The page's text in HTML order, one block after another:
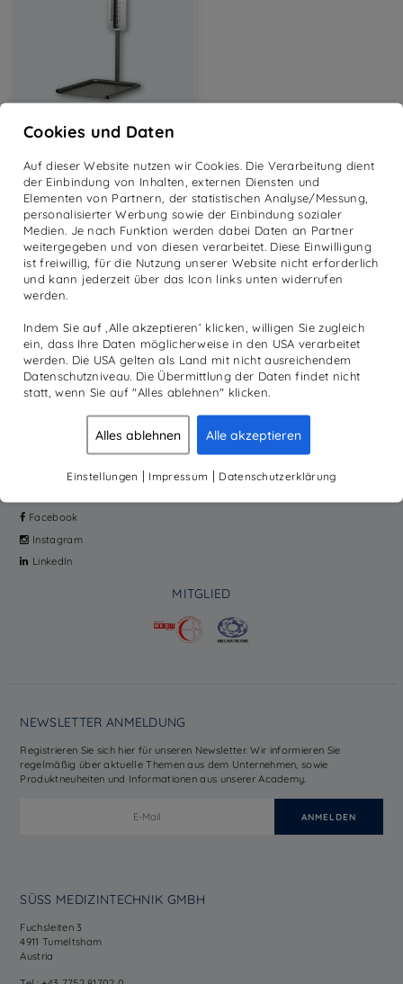
BLACKROLL-STATION
€1.380,00 inkl. MwSt.
IN DEN WARENKORB
Reha
Diagnostik
Sport
Produkte
Galileo Vibrationstraining
Academy
News
Kundenmagazine
Unternehmen
Jobs
Facebook
Instagram
LinkedIn
MITGLIED
NEWSLETTER ANMELDUNG
Registrieren Sie sich hier für unseren Newsletter. Wir informieren Sie
regelmäßig über aktuelle Themen aus dem Unternehmen, sowie
Produktneuheiten und Informationen aus unserer Academy.
SÜSS MEDIZINTECHNIK GMBH
Fuchsleiten 3
4911 Tumeltsham
Austria
Cookies und Daten
Auf dieser Website nutzen wir Cookies. Die Verarbeitung dient
der Einbindung von Inhalten, externen Diensten und
Elementen von Partnern, der statistischen Analyse/Messung,
personalisierter Werbung sowie der Einbindung sozialer
Medien. Je nach Funktion werden dabei Daten an Partner
weitergegeben und von diesen verarbeitet. Diese Einwilligung
ist freiwillig, für die Nutzung unserer Website nicht erforderlich
und kann jederzeit über das Icon links unten widerrufen
werden.
Indem Sie auf ‚Alle akzeptieren‘ klicken, willigen Sie zugleich
ein, dass Ihre Daten möglicherweise in den USA verarbeitet
werden. Die USA gelten als Land mit nicht ausreichendem
Datenschutzniveau. Die Übermittlung der Daten findet nicht
statt, wenn Sie auf "Alles ablehnen" klicken.
Alles ablehnen Alle akzeptieren
Einstellungen | Impressum | Datenschutzerklärung